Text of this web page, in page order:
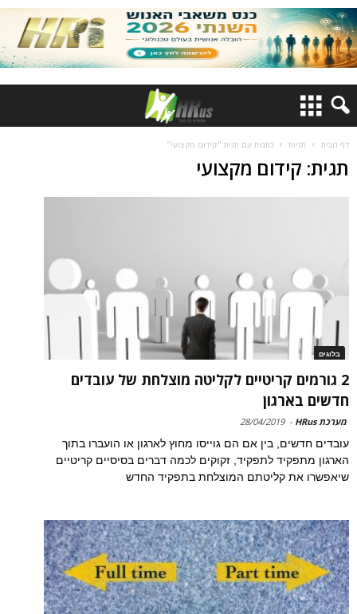
דף הבית תגיות כתבות עם תגית "קידום מקצועי"
תגית: קידום מקצועי
בלוגים
2 גורמים קריטיים לקליטה מוצלחת של עובדים
חדשים בארגון
מערכת HRus -
28/04/2019
עובדים חדשים, בין אם הם גוייסו מחוץ לארגון או הועברו בתוך
הארגון מתפקיד לתפקיד, זקוקים לכמה דברים בסיסיים קריטיים
שיאפשרו את קליטתם המוצלחת בתפקיד החדש